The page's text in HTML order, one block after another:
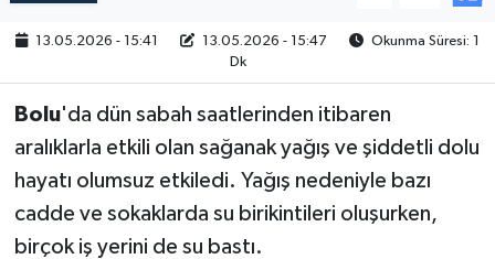
13.05.2026 - 15:41 13.05.2026 - 15:47
Okunma Süresi: 1
Dk
Bolu'da dün sabah saatlerinden itibaren
aralıklarla etkili olan sağanak yağış ve şiddetli dolu
hayatı olumsuz etkiledi. Yağış nedeniyle bazı
cadde ve sokaklarda su birikintileri oluşurken,
birçok iş yerini de su bastı.